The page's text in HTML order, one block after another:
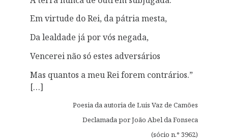
Em virtude do Rei, da pátria mesta,
Da lealdade já por vós negada,
Vencerei não só estes adversários
Mas quantos a meu Rei forem contrários.”
[…]
Poesia da autoria de Luis Vaz de Camões
Declamada por João Abel da Fonseca
(sócio n.° 3962)